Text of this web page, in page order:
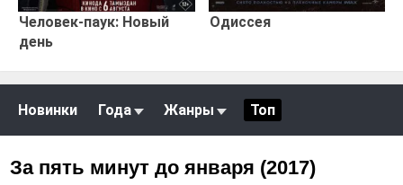
Человек-паук: Новый
день
Одиссея
Новинки Года Жанры Топ
За пять минут до января (2017)